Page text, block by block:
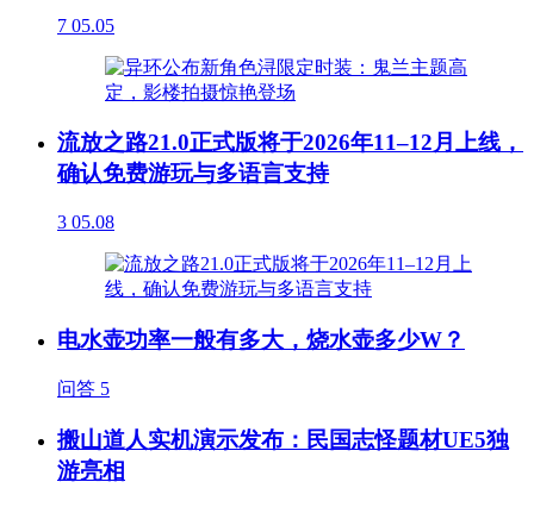
7 05.05
流放之路21.0正式版将于2026年11–12月上线，
确认免费游玩与多语言支持
3 05.08
电水壶功率一般有多大，烧水壶多少W？
问答 5
搬山道人实机演示发布：民国志怪题材UE5独
游亮相